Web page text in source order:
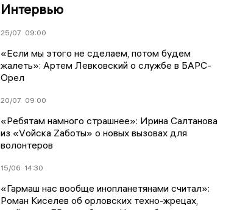
Интервью
25/07 09:00
«Если мы этого не сделаем, потом будем
жалеть»: Артем Левковский о службе в БАРС-
Орел
20/07 09:00
«Ребятам намного страшнее»: Ирина Салтанова
из «Vойска Zаботы» о новых вызовах для
волонтеров
15/06 14:30
«Гармаш нас вообще инопланетянами считал»:
Роман Киселев об орловских техно-жрецах,